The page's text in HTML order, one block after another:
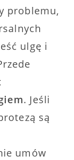
problemu,
ulgę i
. Jeśli
są
umów